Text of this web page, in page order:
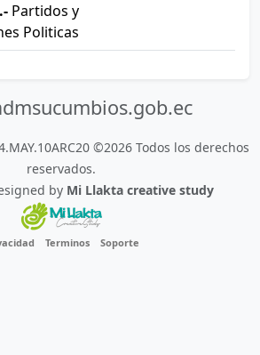
Partidos y
Politicas
©2026 Todos los derechos
reservados.
by Mi Llakta creative study
Terminos Soporte